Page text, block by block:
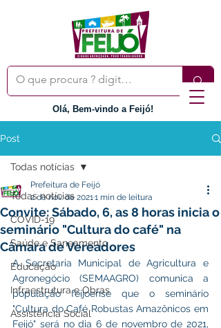
Olá, Bem-vindo a Feijó!
Post
Todas notícias
COVID-19
Saúde e Saneamento
Educação
Infraestrutura e Obras
Assistência Social
Todas notícias
Convite: Sábado, 6, as 8 horas inicia o
seminário "Cultura do café" na
Câmara de Vereadores
Prefeitura de Feijó
2 de nov. de 20211 min de leitura
A Secretaria Municipal de Agricultura e
Agronegócio (SEMAAGRO) comunica a
população feijoense que o seminário
"Cultura do Café Robustas Amazônicos em
Feijó" será no dia 6 de novembro de 2021,